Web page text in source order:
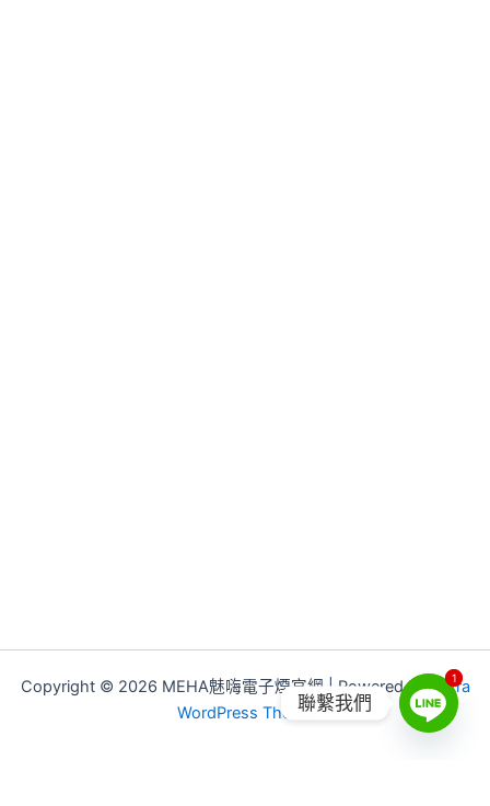
Copyright © 2026 MEHA魅嗨電子煙官網 | Powered byAstra
WordPress Theme聯繫我們
11